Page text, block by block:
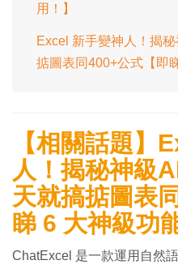
用！】
Excel 新手變神人！揭
掂圖表同400+公式【即
【相關話題】
人！揭秘神級
天就搞掂圖表
睇 6 大神級功
ChatExcel 是一款運用自然